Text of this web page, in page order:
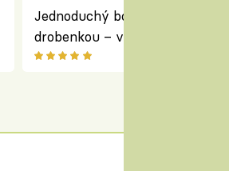
Jednoduchý borůvkový koláč s
drobenkou – vláčný moučník
ovoce